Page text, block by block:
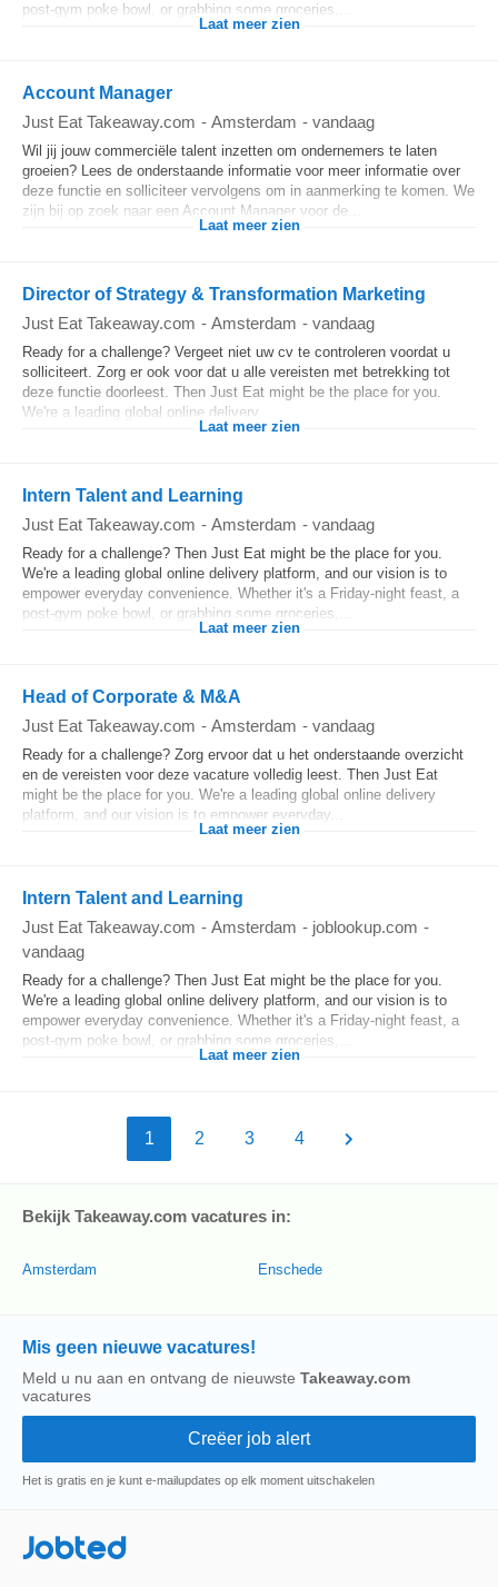
post-gym poke bowl, or grabbing some groceries,...
Laat meer zien
Account Manager
Just Eat Takeaway.com - Amsterdam - vandaag
Wil jij jouw commerciële talent inzetten om ondernemers te laten
groeien? Lees de onderstaande informatie voor meer informatie over
deze functie en solliciteer vervolgens om in aanmerking te komen. We
zijn bij op zoek naar een Account Manager voor de...
Laat meer zien
Director of Strategy & Transformation Marketing
Just Eat Takeaway.com - Amsterdam - vandaag
Ready for a challenge? Vergeet niet uw cv te controleren voordat u
solliciteert. Zorg er ook voor dat u alle vereisten met betrekking tot
deze functie doorleest. Then Just Eat might be the place for you.
We're a leading global online delivery...
Laat meer zien
Intern Talent and Learning
Just Eat Takeaway.com - Amsterdam - vandaag
Ready for a challenge? Then Just Eat might be the place for you.
We're a leading global online delivery platform, and our vision is to
empower everyday convenience. Whether it's a Friday-night feast, a
post-gym poke bowl, or grabbing some groceries,...
Laat meer zien
Head of Corporate & M&A
Just Eat Takeaway.com - Amsterdam - vandaag
Ready for a challenge? Zorg ervoor dat u het onderstaande overzicht
en de vereisten voor deze vacature volledig leest. Then Just Eat
might be the place for you. We're a leading global online delivery
platform, and our vision is to empower everyday...
Laat meer zien
Intern Talent and Learning
Just Eat Takeaway.com - Amsterdam - joblookup.com -
vandaag
Ready for a challenge? Then Just Eat might be the place for you.
We're a leading global online delivery platform, and our vision is to
empower everyday convenience. Whether it's a Friday-night feast, a
post-gym poke bowl, or grabbing some groceries,...
Laat meer zien
1 2 3 4
Bekijk Takeaway.com vacatures in:
Amsterdam Enschede
Mis geen nieuwe vacatures!
Meld u nu aan en ontvang de nieuwste Takeaway.com
vacatures
Het is gratis en je kunt e-mailupdates op elk moment uitschakelen
Jobted